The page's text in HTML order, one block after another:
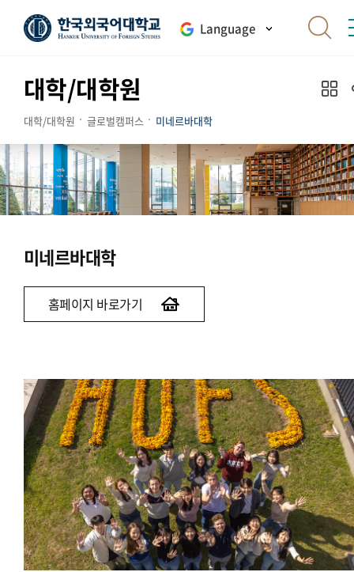
Language
대학/대학원
대학/대학원 글로벌캠퍼스 미네르바대학
미네르바대학
홈페이지 바로가기